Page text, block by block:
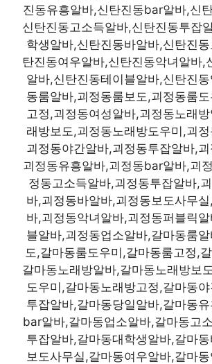
진동유흥알바,신탄진동bar알바,신
신탄진동고소득알바,신탄진동투잡
학생알바,신탄진동바알바,신탄진
탄진동여우알바,신탄진동악녀알바,
알바,신탄진동테이블알바,신탄진
동룸알바,괴정동룸보도,괴정동룸
고정,괴정동여성알바,괴정동노래
래방보도,괴정동노래방도우미,괴
괴정동야간알바,괴정동투잡알바,
괴정동유흥알바,괴정동bar알바,괴
정동고소득알바,괴정동투잡알바,
바,괴정동바알바,괴정동보도사무
바,괴정동악녀알바,괴정동퍼블릭
블알바,괴정동업소알바,갈마동룸
도,갈마동룸도우미,갈마동룸고정,
갈마동노래방알바,갈마동노래방보
도우미,갈마동노래방고정,갈마동
투잡알바,갈마동당일알바,갈마동
bar알바,갈마동업소알바,갈마동고
투잡알바,갈마동대학생알바,갈마
보도사무실,갈마동여우알바,갈마